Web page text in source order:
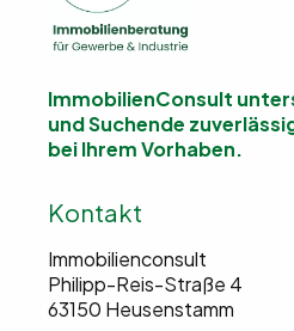
Kontakt
Immobilienconsult
Philipp-Reis-Straße 4
63150 Heusenstamm
ImmobilienConsult
und Suchende
bei Ihrem Vorhaben.